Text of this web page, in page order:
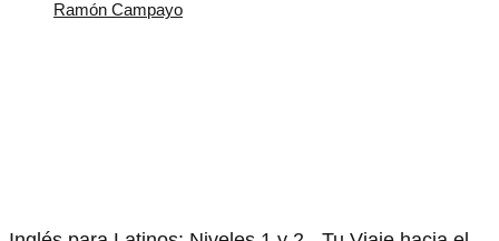
Ramón Campayo